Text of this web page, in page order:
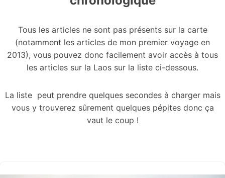
Tous les articles ne sont pas présents sur la carte
(notamment les articles de mon premier voyage en
2013), vous pouvez donc facilement avoir accès à tous
les articles sur la Laos sur la liste ci-dessous.
La liste peut prendre quelques secondes à charger mais
vous y trouverez sûrement quelques pépites donc ça
vaut le coup !